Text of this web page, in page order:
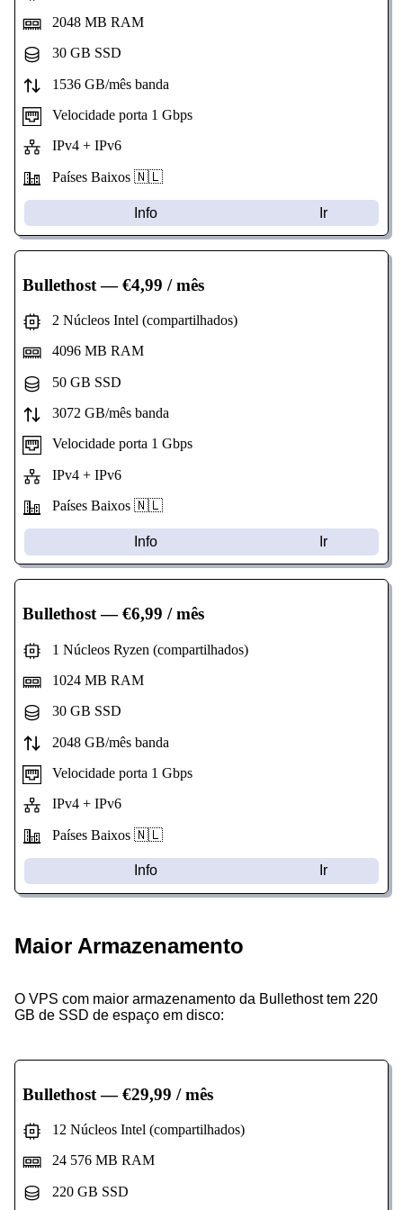
2048 MB RAM
30 GB SSD
1536 GB/mês banda
Velocidade porta 1 Gbps
IPv4 + IPv6
Países Baixos 🇳🇱
Info Ir
Bullethost— €4,99 / mês
2 Núcleos Intel (compartilhados)
4096 MB RAM
50 GB SSD
3072 GB/mês banda
Velocidade porta 1 Gbps
IPv4 + IPv6
Países Baixos 🇳🇱
Info Ir
Bullethost— €6,99 / mês
1 Núcleos Ryzen (compartilhados)
1024 MB RAM
30 GB SSD
2048 GB/mês banda
Velocidade porta 1 Gbps
IPv4 + IPv6
Países Baixos 🇳🇱
Info Ir
Maior Armazenamento
O VPS com maior armazenamento da Bullethost tem 220
GB de SSD de espaço em disco:
Bullethost— €29,99 / mês
12 Núcleos Intel (compartilhados)
24 576 MB RAM
220 GB SSD